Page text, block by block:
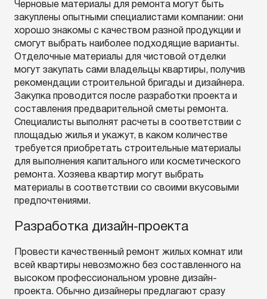
Черновые материалы для ремонта могут быть
закуплены опытными специалистами компании: они
хорошо знакомы с качеством разной продукции и
смогут выбрать наиболее подходящие варианты.
Отделочные материалы для чистовой отделки
могут закупать сами владельцы квартиры, получив
рекомендации строительной бригады и дизайнера.
Закупка проводится после разработки проекта и
составления предварительной сметы ремонта.
Специалисты выполнят расчеты в соответствии с
площадью жилья и укажут, в каком количестве
требуется приобретать строительные материалы
для выполнения капитального или косметического
ремонта. Хозяева квартир могут выбрать
материалы в соответствии со своими вкусовыми
предпочтениями.
Разработка дизайн-проекта
Провести качественный ремонт жилых комнат или
всей квартиры невозможно без составленного на
высоком профессиональном уровне дизайн-
проекта. Обычно дизайнеры предлагают сразу